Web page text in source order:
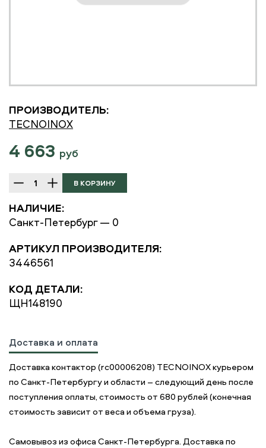
ПРОИЗВОДИТЕЛЬ:
TECNOINOX
4 663 руб
НАЛИЧИЕ:
Санкт-Петербург — 0
АРТИКУЛ ПРОИЗВОДИТЕЛЯ:
3446561
КОД ДЕТАЛИ:
ЩН148190
Доставка и оплата
Доставка контактор (rc00006208) TECNOINOX курьером
по Санкт-Петербургу и области – следующий день после
поступления оплаты, стоимость от 680 рублей (конечная
стоимость зависит от веса и объема груза).
Самовывоз из офиса Санкт-Петербурга. Доставка по